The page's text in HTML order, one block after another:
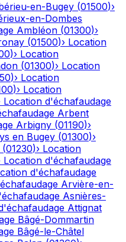
en-Bugey (01500)›
en-Dombes
Ambléon (01300)›
(01500)› Location
)› Location
(01300)› Location
)› Location
)› Location
Location d'échafaudage
Arbent
Arbigny (01190)›
en Bugey (01300)›
(01230)› Location
Location d'échafaudage
d'échafaudage
Arvière-en-
Asnières-
Attignat
Bâgé-Dommartin
Bâgé-le-Châtel